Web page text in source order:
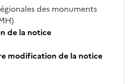
des monuments
de la notice
modification de la notice